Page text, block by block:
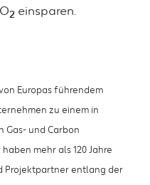
2 einsparen.
Europas führendem
zu einem in
Gas- und Carbon
mehr als 120 Jahre
Projektpartner entlang der